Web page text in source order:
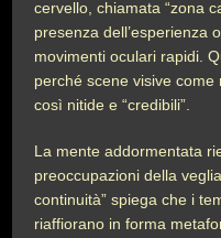
cervello, chiamata “zona
presenza dell’esperienza
movimenti oculari rapidi.
perché scene visive
così nitide e “credibili”.
La mente addormentata
preoccupazioni della
continuità” spiega che i
riaffiorano in forma